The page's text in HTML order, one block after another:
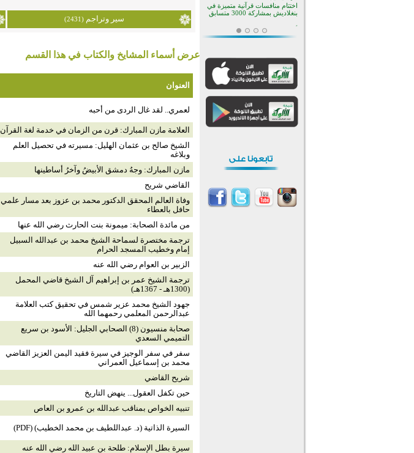
سير وتراجم (2431)
عرض أسماء المشايخ والكتاب في هذا القسم
العنوان
لعمري.. لقد غال الردى من أحبه
العلامة مازن المبارك: قرن من الزمان في خدمة لغة القرآن
الشيخ صالح بن عثمان الهليل: مسيرته في تحصيل العلم
وبلاغه
مازن المبارك: وجهُ دمشق الأبيضُ وآخرُ أساطينها
القاضي شريح
وفاة العالم المحقق الدكتور محمد بن عزوز بعد مسار علمي
حافل بالعطاء
من مائدة الصحابة: ميمونة بنت الحارث رضي الله عنها
ترجمة مختصرة لسماحة الشيخ محمد بن عبدالله السبيل
إمام وخطيب المسجد الحرام
الزبير بن العوام رضي الله عنه
ترجمة الشيخ عمر بن إبراهيم آل الشيخ قاضي المحمل
(1300هـ - 1367هـ)
جهود الشيخ محمد عزير شمس في تحقيق كتب العلامة
عبدالرحمن المعلمي رحمهما الله
صحابة منسيون (8) الصحابي الجليل: الأسود بن سريع
التميمي السعدي
سفر في سفر الوجيز في سيرة فقيد اليمن العزيز القاضي
محمد بن إسماعيل العمراني
شريح القاضي
حين تكفل العقول... ينهض التاريخ
تنبيه الخواص بمناقب عبدالله بن عمرو بن العاص
السيرة الذاتية (د. عبداللطيف بن محمد الخطيب) (PDF)
سيرة بطل الإسلام: طلحة بن عبيد الله رضي الله عنه
اختتام منافسات قرآنية متميزة في
بنغلاديش بمشاركة 3000 متسابق
أكثر من 400 طالب يشاركون في
مسابقة المعلومات الإسلامية
بالجبل الأسود منذ أكثر من قرن
منطقة ريبوفسي تحتفل بميلاد
مسجد جديد في أجواء إيمانية مميزة
أكبر مشروع إسلامي في ريف
أستراليا يفتتح أبوابه بعد سنوات من
العمل والعطاء
القرآن والتربية في صدارة البرامج
وتلاوة القرآن الكريم في أزناكاييف
في ميلفيل
اختتام منافسات قرآنية متميزة في
بنغلاديش بمشاركة 3000 متسابق